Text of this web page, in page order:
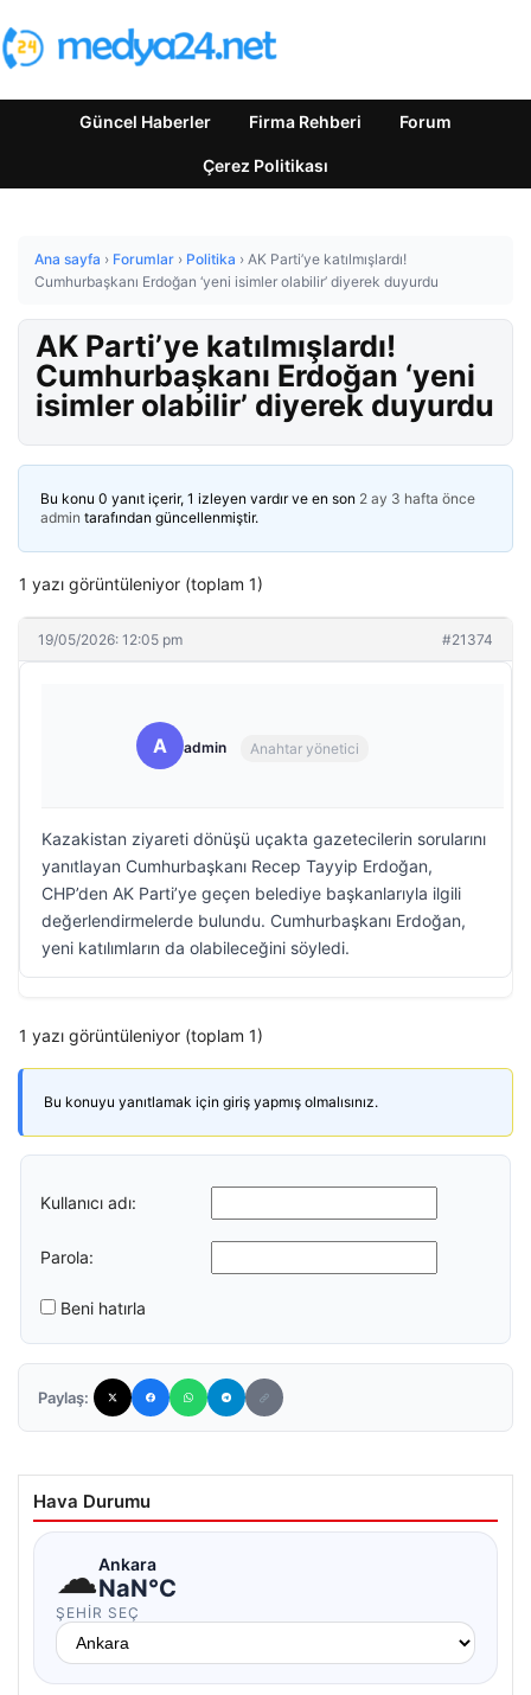
Güncel Haberler Firma Rehberi Forum
Çerez Politikası
Ana sayfa › Forumlar › Politika › AK Parti’ye katılmışlardı!
Cumhurbaşkanı Erdoğan ‘yeni isimler olabilir’ diyerek duyurdu
AK Parti’ye katılmışlardı!
Cumhurbaşkanı Erdoğan ‘yeni
isimler olabilir’ diyerek duyurdu
Bu konu 0 yanıt içerir, 1 izleyen vardır ve en son 2 ay 3 hafta önce
admin tarafından güncellenmiştir.
1 yazı görüntüleniyor (toplam 1)
19/05/2026: 12:05 pm #21374
A admin Anahtar yönetici
Kazakistan ziyareti dönüşü uçakta gazetecilerin sorularını
yanıtlayan Cumhurbaşkanı Recep Tayyip Erdoğan,
CHP’den AK Parti’ye geçen belediye başkanlarıyla ilgili
değerlendirmelerde bulundu. Cumhurbaşkanı Erdoğan,
yeni katılımların da olabileceğini söyledi.
1 yazı görüntüleniyor (toplam 1)
Bu konuyu yanıtlamak için giriş yapmış olmalısınız.
Kullanıcı adı:
Parola:
Beni hatırla
Paylaş:
Hava Durumu
☁Ankara
NaN°C
ŞEHIR SEÇ